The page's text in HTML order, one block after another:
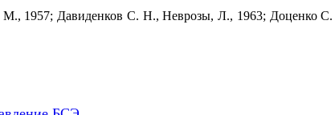
1957; Давиденков С. Н., Неврозы, Л., 1963; Доценко